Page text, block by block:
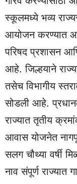
स्कूलमध्ये भव्य
आयोजन करण्यात
परिषद प्रशासन
आहे. जिल्हयाने
तसेच विभागीय
सोडली आहे.
राज्यात तृतीय
आवास योजनेत
सलग चौथ्या वर्षी
नाव संपूर्ण राज्यात